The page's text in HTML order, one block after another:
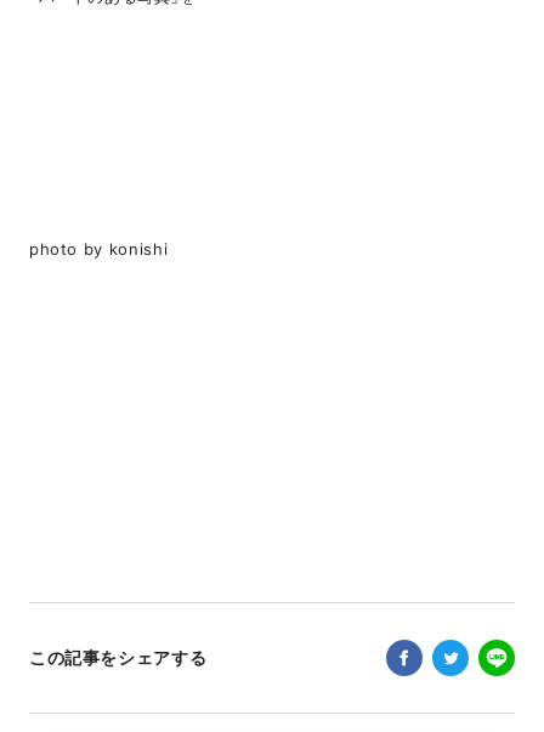
photo by konishi
この記事をシェアする